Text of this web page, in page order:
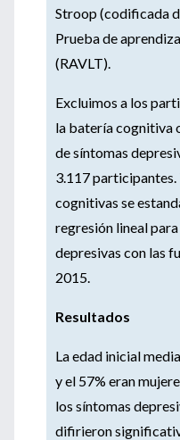
Stroop (codificada
Prueba de
(RAVLT).
Excluimos a los
la batería cognitiva
de síntomas
3.117 participantes.
cognitivas se
regresión lineal
depresivas con las
2015.
Resultados
La edad inicial
y el 57% eran
los síntomas
difirieron